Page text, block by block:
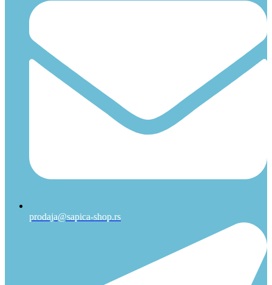
prodaja@sapica-shop.rs